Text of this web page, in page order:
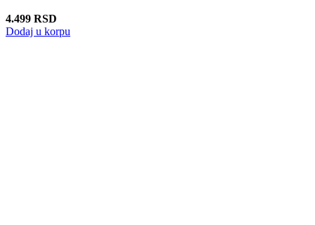
4.499 RSD
Dodaj u korpu